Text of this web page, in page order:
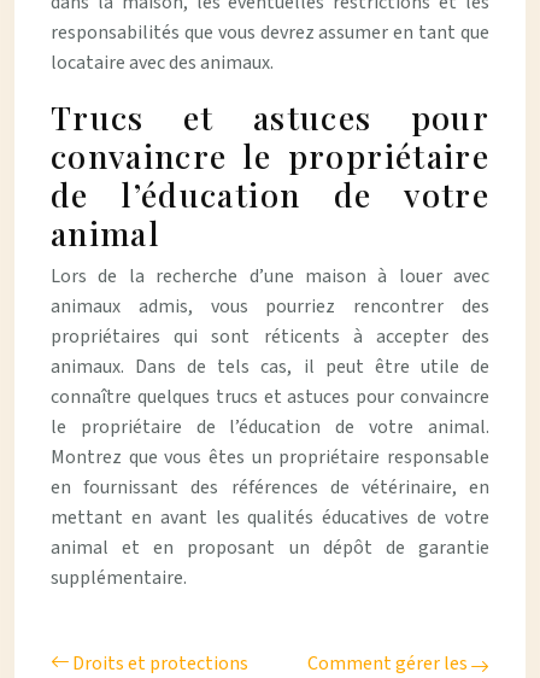
responsabilités que vous devrez assumer en tant que
locataire avec des animaux.
Trucs et astuces pour
convaincre le propriétaire
de l’éducation de votre
animal
Lors de la recherche d’une maison à louer avec
animaux admis, vous pourriez rencontrer des
propriétaires qui sont réticents à accepter des
animaux. Dans de tels cas, il peut être utile de
connaître quelques trucs et astuces pour convaincre
le propriétaire de l’éducation de votre animal.
Montrez que vous êtes un propriétaire responsable
en fournissant des références de vétérinaire, en
mettant en avant les qualités éducatives de votre
animal et en proposant un dépôt de garantie
supplémentaire.
Droits et protections
Comment gérer les